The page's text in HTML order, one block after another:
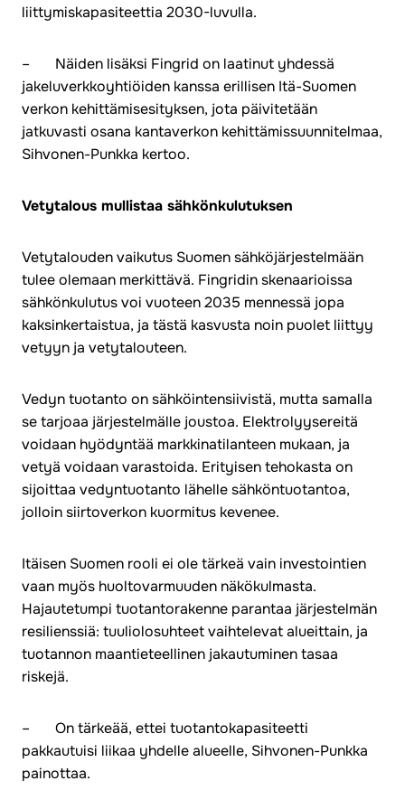
liittymiskapasiteettia 2030-luvulla.
– Näiden lisäksi Fingrid on laatinut yhdessä
jakeluverkkoyhtiöiden kanssa erillisen Itä-Suomen
verkon kehittämisesityksen, jota päivitetään
jatkuvasti osana kantaverkon kehittämissuunnitelmaa,
Sihvonen-Punkka kertoo.
Vetytalous mullistaa sähkönkulutuksen
Vetytalouden vaikutus Suomen sähköjärjestelmään
tulee olemaan merkittävä. Fingridin skenaarioissa
sähkönkulutus voi vuoteen 2035 mennessä jopa
kaksinkertaistua, ja tästä kasvusta noin puolet liittyy
vetyyn ja vetytalouteen.
Vedyn tuotanto on sähköintensiivistä, mutta samalla
se tarjoaa järjestelmälle joustoa. Elektrolyysereitä
voidaan hyödyntää markkinatilanteen mukaan, ja
vetyä voidaan varastoida. Erityisen tehokasta on
sijoittaa vedyntuotanto lähelle sähköntuotantoa,
jolloin siirtoverkon kuormitus kevenee.
Itäisen Suomen rooli ei ole tärkeä vain investointien
vaan myös huoltovarmuuden näkökulmasta.
Hajautetumpi tuotantorakenne parantaa järjestelmän
resilienssiä: tuuliolosuhteet vaihtelevat alueittain, ja
tuotannon maantieteellinen jakautuminen tasaa
riskejä.
– On tärkeää, ettei tuotantokapasiteetti
pakkautuisi liikaa yhdelle alueelle, Sihvonen-Punkka
painottaa.